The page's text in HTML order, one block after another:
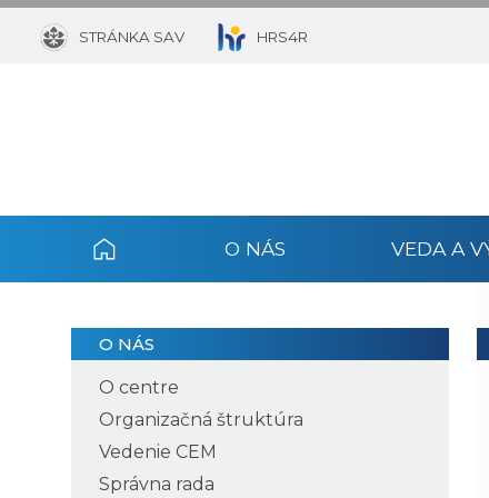
STRÁNKA SAV HRS4R
O NÁS VEDA A
O NÁS
O centre
Organizačná štruktúra
Vedenie CEM
Správna rada